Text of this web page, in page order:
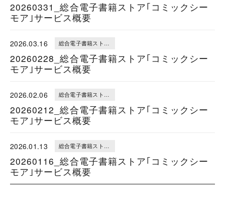
20260331_総合電子書籍ストア｢コミックシー
モア｣サービス概要
2026.03.16 総合電子書籍ストア｢コミックシーモア｣サービス概要
20260228_総合電子書籍ストア｢コミックシー
モア｣サービス概要
2026.02.06 総合電子書籍ストア｢コミックシーモア｣サービス概要
20260212_総合電子書籍ストア｢コミックシー
モア｣サービス概要
2026.01.13 総合電子書籍ストア｢コミックシーモア｣サービス概要
20260116_総合電子書籍ストア｢コミックシー
モア｣サービス概要